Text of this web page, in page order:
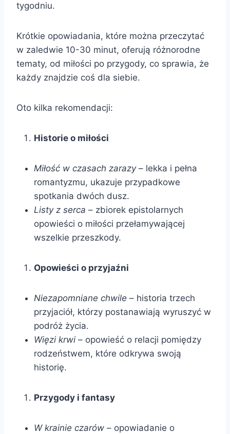
tygodniu.
Krótkie opowiadania, które można przeczytać
w zaledwie 10-30 minut, oferują różnorodne
tematy, od miłości po przygody, co sprawia, że
każdy znajdzie coś dla siebie.
Oto kilka rekomendacji:
Historie o miłości
Miłość w czasach zarazy– lekka i pełna
romantyzmu, ukazuje przypadkowe
spotkania dwóch dusz.
Listy z serca – zbiorek epistolarnych
opowieści o miłości przełamywającej
wszelkie przeszkody.
Opowieści o przyjaźni
Niezapomniane chwile – historia trzech
przyjaciół, którzy postanawiają wyruszyć w
podróż życia.
Więzi krwi – opowieść o relacji pomiędzy
rodzeństwem, które odkrywa swoją
historię.
Przygody i fantasy
W krainie czarów – opowiadanie o